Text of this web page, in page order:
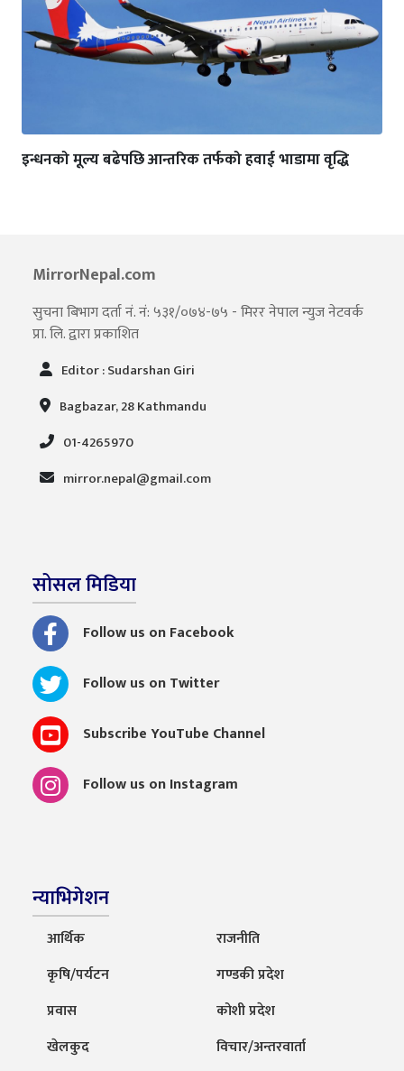
इन्धनको मूल्य बढेपछि आन्तरिक तर्फको हवाई भाडामा वृद्धि
MirrorNepal.com
सुचना बिभाग दर्ता नं. नं: ५३१/०७४-७५ - मिरर नेपाल न्युज नेटवर्क
प्रा. लि. द्वारा प्रकाशित
Editor : Sudarshan Giri
Bagbazar, 28 Kathmandu
01-4265970
mirror.nepal@gmail.com
सोसल मिडिया
Follow us on Facebook
Follow us on Twitter
Subscribe YouTube Channel
Follow us on Instagram
न्याभिगेशन
आर्थिक
कृषि/पर्यटन
प्रवास
खेलकुद
राजनीति
गण्डकी प्रदेश
कोशी प्रदेश
विचार/अन्तरवार्ता